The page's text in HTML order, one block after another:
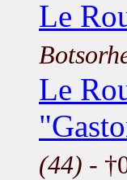
Le
Le
(44) -